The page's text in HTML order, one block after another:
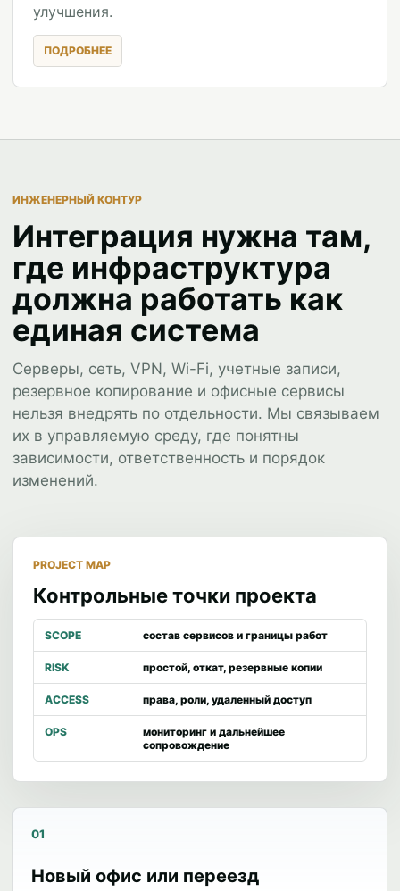
улучшения.
ИНЖЕНЕРНЫЙ КОНТУР
Интеграция нужна там,
где инфраструктура
должна работать как
единая система
Серверы, сеть, VPN, Wi-Fi, учетные записи,
резервное копирование и офисные сервисы
нельзя внедрять по отдельности. Мы связываем
их в управляемую среду, где понятны
зависимости, ответственность и порядок
изменений.
PROJECT MAP
Контрольные точки проекта
SCOPE состав сервисов и границы работ
RISK простой, откат, резервные копии
ACCESS права, роли, удаленный доступ
OPS
мониторинг и дальнейшее
сопровождение
01
Новый офис или переезд